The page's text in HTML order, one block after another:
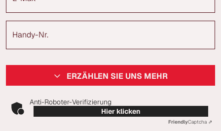
Handy-Nr.
ERZÄHLEN SIE UNS MEHR
Anti-Roboter-Verifizierung
Hier klicken
FriendlyCaptcha ⇗